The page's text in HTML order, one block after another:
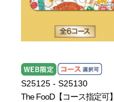
S25125 - S25130
The FooD【コース指定可】